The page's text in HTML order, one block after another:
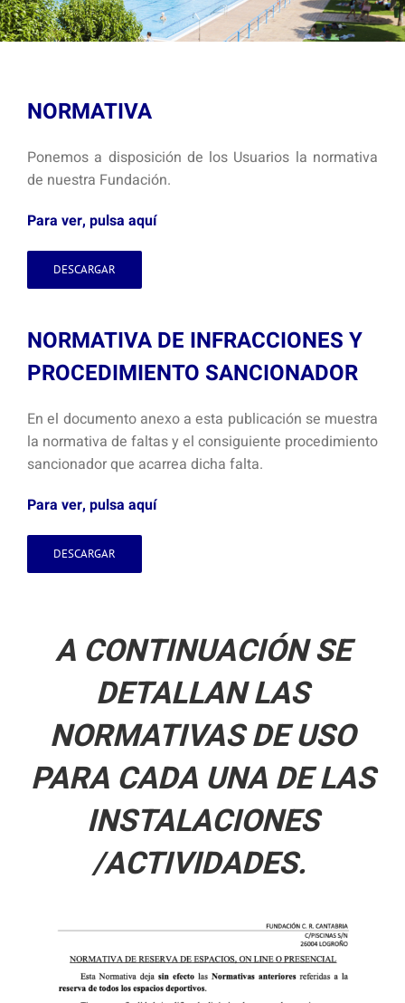
NORMATIVA
Ponemos a disposición de los Usuarios la normativa
de nuestra Fundación.
Para ver, pulsa aquí
DESCARGAR
NORMATIVA DE INFRACCIONES Y
PROCEDIMIENTO SANCIONADOR
En el documento anexo a esta publicación se muestra
la normativa de faltas y el consiguiente procedimiento
sancionador que acarrea dicha falta.
Para ver, pulsa aquí
DESCARGAR
A CONTINUACIÓN SE
DETALLAN LAS
NORMATIVAS DE USO
PARA CADA UNA DE LAS
INSTALACIONES
/ACTIVIDADES.